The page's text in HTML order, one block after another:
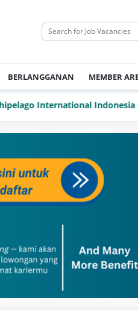
BERLANGGANAN MEMBER
International Indonesia